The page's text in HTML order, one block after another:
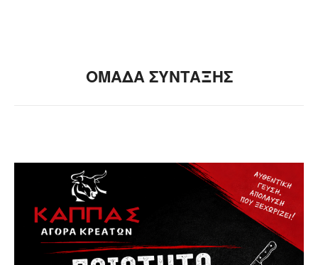
ΟΜΑΔΑ ΣΥΝΤΑΞΗΣ